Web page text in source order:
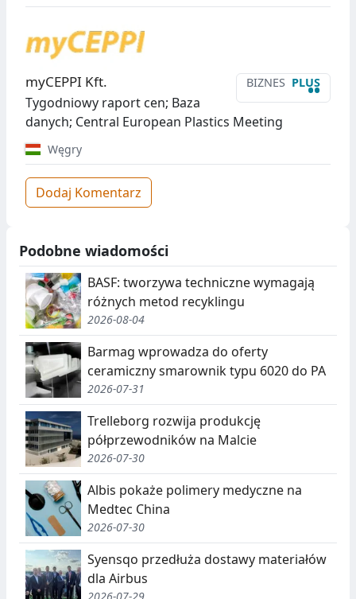
BIZNES PLUS
••
myCEPPI Kft.
Tygodniowy raport cen; Baza
danych; Central European Plastics Meeting
Węgry
Dodaj Komentarz
Podobne wiadomości
BASF: tworzywa techniczne wymagają
różnych metod recyklingu
2026-08-04
Barmag wprowadza do oferty
ceramiczny smarownik typu 6020 do PA
2026-07-31
Trelleborg rozwija produkcję
półprzewodników na Malcie
2026-07-30
Albis pokaże polimery medyczne na
Medtec China
2026-07-30
Syensqo przedłuża dostawy materiałów
dla Airbus